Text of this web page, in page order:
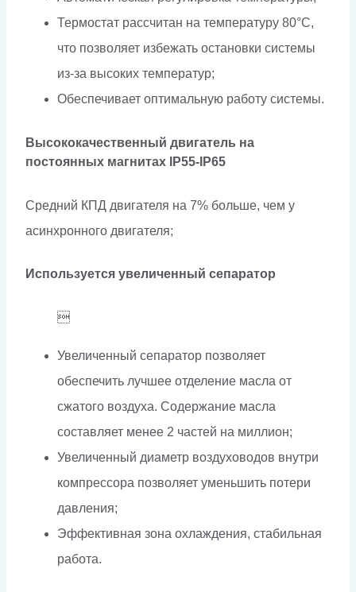
Термостат рассчитан на температуру 80°С,
что позволяет избежать остановки системы
из-за высоких температур;
Обеспечивает оптимальную работу системы.
Высококачественный двигатель на
постоянных магнитах IP55-IP65
Средний КПД двигателя на 7% больше, чем у
асинхронного двигателя;
Используется увеличенный сепаратор

Увеличенный сепаратор позволяет
обеспечить лучшее отделение масла от
сжатого воздуха. Содержание масла
составляет менее 2 частей на миллион;
Увеличенный диаметр воздуховодов внутри
компрессора позволяет уменьшить потери
давления;
Эффективная зона охлаждения, стабильная
работа.